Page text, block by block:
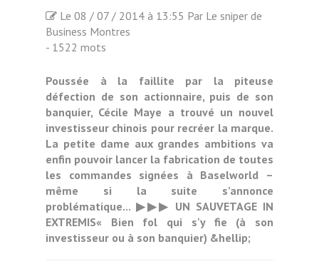
Le 08 / 07 / 2014 à 13:55 Par Le sniper de
Business Montres
- 1522 mots
Poussée à la faillite par la piteuse
défection de son actionnaire, puis de son
banquier, Cécile Maye a trouvé un nouvel
investisseur chinois pour recréer la marque.
La petite dame aux grandes ambitions va
enfin pouvoir lancer la fabrication de toutes
les commandes signées à Baselworld –
même si la suite s’annonce
problématique... ▶▶▶ UN SAUVETAGE IN
EXTREMIS« Bien fol qui s'y fie (à son
investisseur ou à son banquier) &hellip;